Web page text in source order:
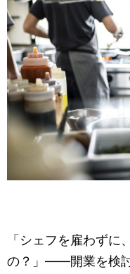
「シェフを雇わずに
の？」——開業を検